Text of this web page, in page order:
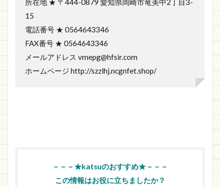
15
電話番号 ★ 0564643346
FAX番号 ★ 0564643346
メールアドレス vmepg@hfsir.com
ホームページ http://szzlhj.ncgnfet.shop/
－－－★katsuのおすすめ★－－－
この情報はお役に立ちましたか？